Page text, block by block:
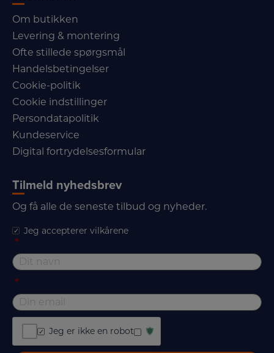
Om butikken
Levering & montering
Ofte stillede spørgsmål
Handelsbetingelser
Cookie-politik
Cookie indstillinger
Persondatapolitik
Kundeservice
Digital fortrydelsesformular
Tilmeld nyhedsbrev
Og få alle de seneste tilbud og nyheder.
Jeg accepterer vilkårene
*
*
Jeg er ikke en robot